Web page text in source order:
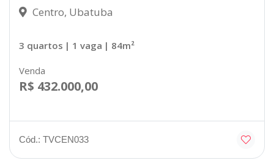
Centro, Ubatuba
3 quartos | 1 vaga | 84m²
Venda
R$ 432.000,00
Cód.: TVCEN033